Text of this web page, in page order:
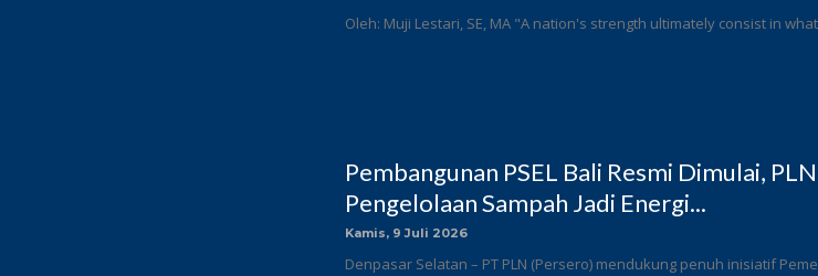
Oleh: Muji Lestari, SE, MA "A nation's strength ultimately consist in
Pembangunan PSEL Bali Resmi Dimulai,
Pengelolaan Sampah Jadi Energi...
Kamis, 9 Juli 2026
Denpasar Selatan – PT PLN (Persero) mendukung penuh inisiatif